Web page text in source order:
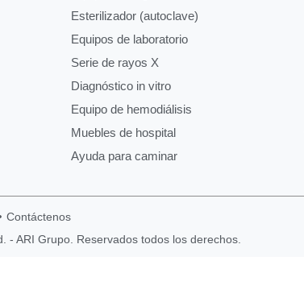
Esterilizador (autoclave)
Equipos de laboratorio
Serie de rayos X
Diagnóstico in vitro
Equipo de hemodiálisis
Muebles de hospital
Ayuda para caminar
Contáctenos
- ARI Grupo. Reservados todos los derechos.